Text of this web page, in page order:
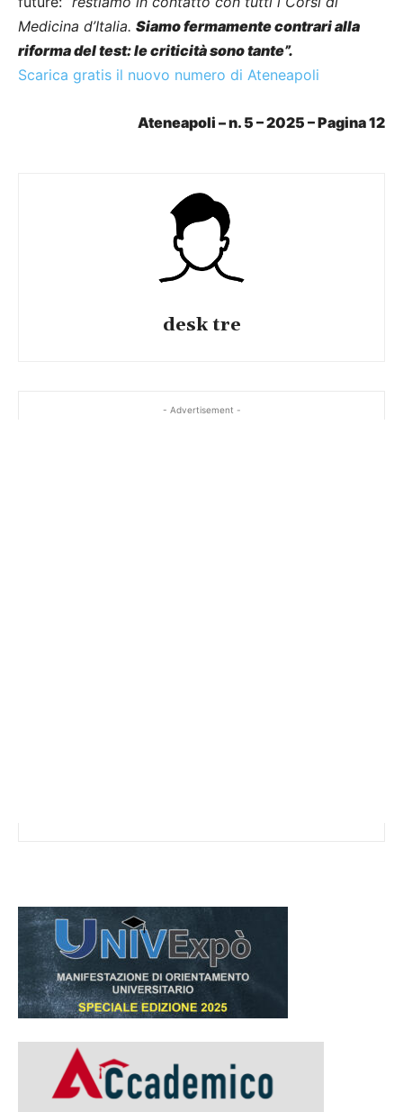
Medicina d’Italia. Siamo fermamente contrari alla
riforma del test: le criticità sono tante”.
Scarica gratis il nuovo numero di Ateneapoli
Ateneapoli – n. 5 – 2025 – Pagina 12
desk tre
- Advertisement -